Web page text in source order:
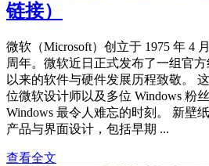
链接）
微软（Microsoft）创立于 1975 年 4
周年。微软近日正式发布了一组官
以来的软件与硬件发展历程致敬。
位微软设计师以及多位 Windows 粉
Windows 最令人难忘的时刻。 新壁
产品与界面设计，包括早期 ...
查看全文